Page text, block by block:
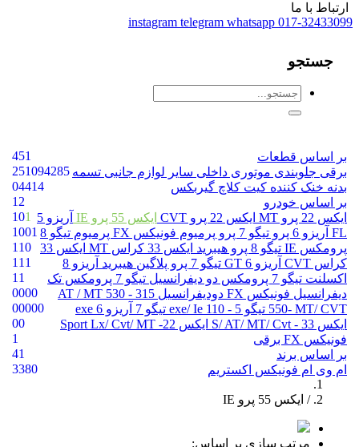
ارتباط با ما
instagram telegram whatsapp 017-32433099
جستجو
بر اساس قطعات
451
برقی
2 جلوبندی 5 موتوری 10 داخلی 9 سایر 428 لوازم جانبی 5 تسمه
0
بدنه 4 خنک کننده 4 کیت کلاچ 1 گیربکس
4
بر اساس خودرو
12
ایکس 22 پرو MT
1 ایکس 22 پرو CVT 0 ایکس 55 پرو IE 1 آریزو 5
FL
1 آریزو 6 پرو 0 تیگو 7 پرو پرمیوم 0 فونیکس FX پرمیوم 1 تیگو 8
پرومکس IE
1 تیگو 8 پرو هیبرید 1 ایکس 33 کراس MT 0
ایکس 33
کراس CVT
1 آریزو 6 GT 1 تیگو 7 پرو پلاگین هیبرید 1
آریزو 8
اکسلنت
1 تیگو 7 پرومکس دو دیفرانسیل 1
تیگو 7 پرومکس تک
دیفرانسیل
0 فونیکس FX دودیفرانسیل 0 315 - AT / MT
0 530
0
550- MT/ CVT
0 تیگو 5 - exe/ Ie 0 110
0 تیگو 7 0 آریزو 6 exe
0
ایکس 33 - S/ AT/ MT/ Cvt
0 ایکس 22- Sport Lx/ Cvt/ MT
0
فونیکس FX برقی
1
بر اساس برند
41
ام وی ام
33 فونیکس 8 اکستریم 0
/ ایکس 55 پرو IE
مرتب سازی بر اساس: